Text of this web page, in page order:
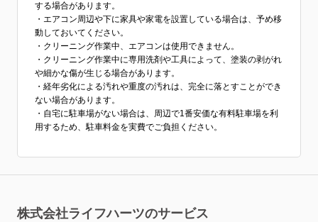
する場合があります。
・エアコン周辺や下に家具や家電を設置している場合は、予め移
動しておいてください。
・クリーニング作業中、エアコンは使用できません。
・クリーニング作業中に専用洗剤や工具によって、塗装の剥がれ
や細かな傷が生じる場合があります。
・経年劣化による汚れや重度の汚れは、完全に落とすことができ
ない場合があります。
・自宅に駐車場がない場合は、周辺で1番安価な有料駐車場を利
用するため、駐車料金を実費でご負担ください。
株式会社ライフハーツのサービス